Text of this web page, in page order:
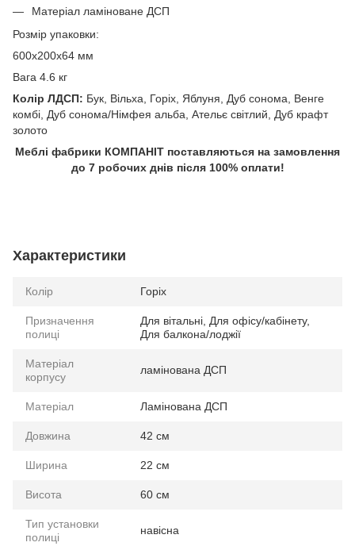
Матеріал ламіноване ДСП
Розмір упаковки:
600x200x64 мм
Вага 4.6 кг
Колір ЛДСП: Бук, Вільха, Горіх, Яблуня, Дуб сонома, Венге
комбі, Дуб сонома/Німфея альба, Ательє світлий, Дуб крафт
золото
Меблі фабрики КОМПАНІТ поставляються на замовлення
до 7 робочих днів після 100% оплати!
Характеристики
Колір Горіх
Призначення
полиці
Для вітальні, Для офісу/кабінету,
Для балкона/лоджії
Матеріал
корпусу
ламінована ДСП
Матеріал Ламінована ДСП
Довжина 42 см
Ширина 22 см
Висота 60 см
Тип установки
полиці
навісна